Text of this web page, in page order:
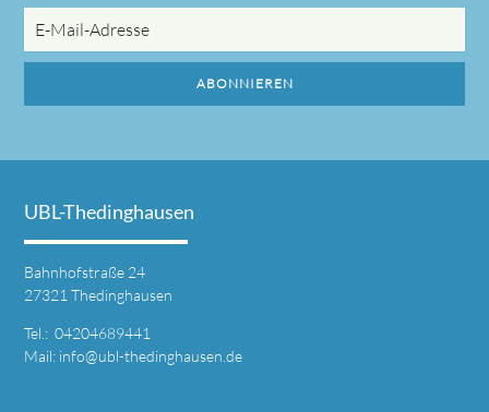
Mail-
Adresse
ABONNIEREN
UBL-Thedinghausen
Bahnhofstraße 24
27321 Thedinghausen
Tel.: 04204689441
Mail: info@ubl-thedinghausen.de